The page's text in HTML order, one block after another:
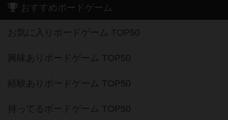
おすすめボードゲーム
お気に入りボードゲーム TOP50
興味ありボードゲーム TOP50
経験ありボードゲーム TOP50
持ってるボードゲーム TOP50